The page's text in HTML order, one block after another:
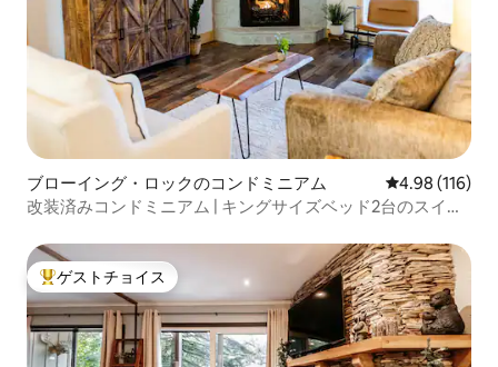
ブローイング・ロックのコンドミニアム レビュー116
4.98 (116)
改装済みコンドミニアム | キングサイズベッド2台のスイー
大好評のゲストチョイスです。
ゲストチョイス